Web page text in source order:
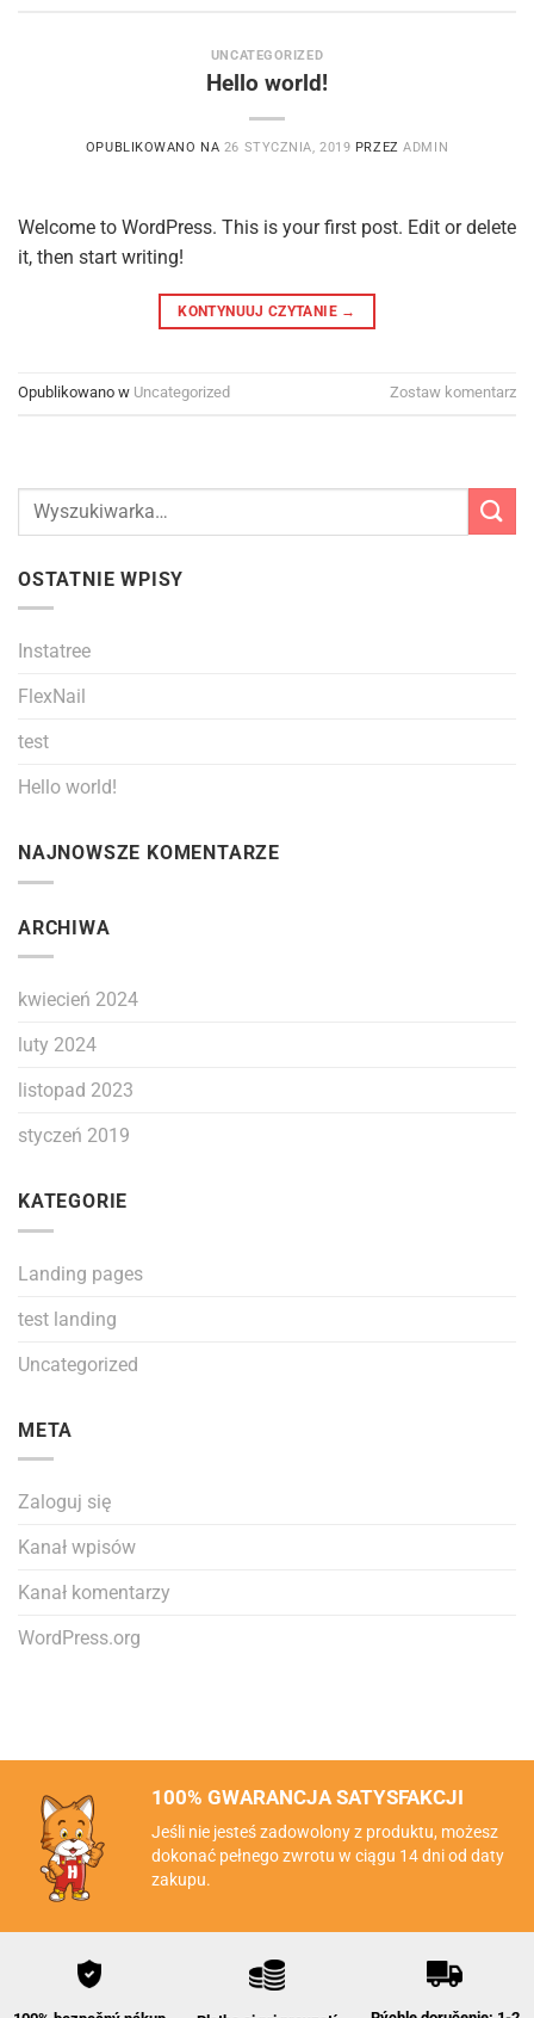
UNCATEGORIZED
Hello world!
OPUBLIKOWANO NA 26 STYCZNIA, 2019 PRZEZADMIN
Welcome to WordPress. This is your first post. Edit or delete
it, then start writing!
KONTYNUUJ CZYTANIE →
Opublikowano w Uncategorized Zostaw komentarz
OSTATNIE WPISY
Instatree
FlexNail
test
Hello world!
NAJNOWSZE KOMENTARZE
ARCHIWA
kwiecień 2024
luty 2024
listopad 2023
styczeń 2019
KATEGORIE
Landing pages
test landing
Uncategorized
META
Zaloguj się
Kanał wpisów
Kanał komentarzy
WordPress.org
100% GWARANCJA SATYSFAKCJI
Jeśli nie jesteś zadowolony z produktu, możesz
dokonać pełnego zwrotu w ciągu 14 dni od daty
zakupu.